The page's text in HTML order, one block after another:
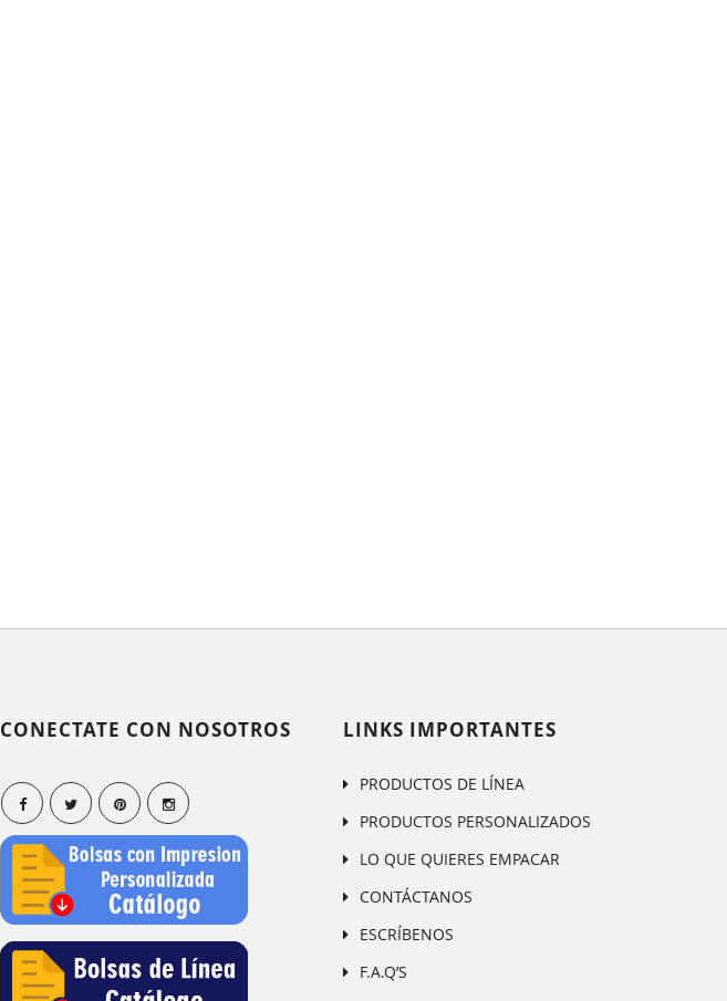
CONECTATE CON NOSOTROS LINKS IMPORTANTES
PRODUCTOS DE LÍNEA
PRODUCTOS PERSONALIZADOS
LO QUE QUIERES EMPACAR
CONTÁCTANOS
ESCRÍBENOS
F.A.Q’S